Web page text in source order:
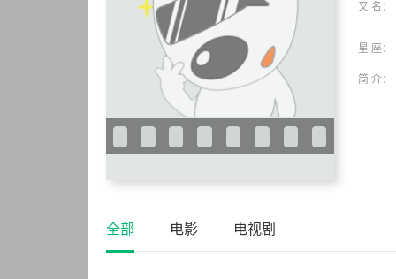
又 名：
星 座：
简 介：
全部 电影 电视剧